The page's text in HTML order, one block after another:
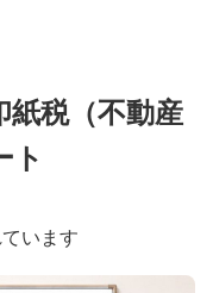
紙税（不動産
ト
います